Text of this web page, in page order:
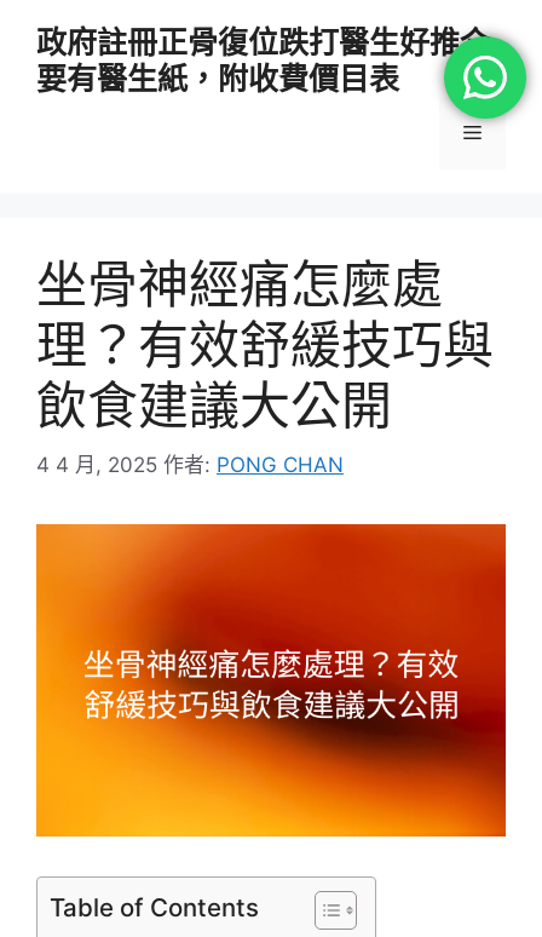
政府註冊正骨復位跌打醫生好推介
要有醫生紙，附收費價目表
選
坐骨神經痛怎麼處
理？有效舒緩技巧與
飲食建議大公開
4 4 月, 2025 作者: PONG CHAN
Table of Contents